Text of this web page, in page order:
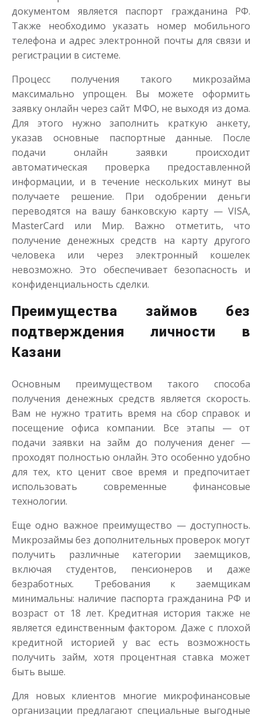
Моментальный займ
Сумма до 50 000₽
Срок от 1до 21 дня
Получить
Одолжим до 30 дней
до
Срок от 1 до 30 дня
Переведём в долг
Сумма до50 000 ₽
Срок от 1 до 21 дня
Получить
Деньги до зарплаты
Сумма до 50 000 ₽
Срок от 1до 21 дня
Получить
документом является паспорт гражданина РФ.
Также необходимо указать номер мобильного
телефона и адрес электронной почты для связи и
регистрации в системе.
Процесс получения такого микрозайма
максимально упрощен. Вы можете оформить
заявку онлайн через сайт МФО, не выходя из дома.
Для этого нужно заполнить краткую анкету,
указав основные паспортные данные. После
подачи онлайн заявки происходит
автоматическая проверка предоставленной
информации, и в течение нескольких минут вы
получаете решение. При одобрении деньги
переводятся на вашу банковскую карту — VISA,
MasterCard или Мир. Важно отметить, что
получение денежных средств на карту другого
человека или через электронный кошелек
невозможно. Это обеспечивает безопасность и
конфиденциальность сделки.
Преимущества займов без
подтверждения личности в
Казани
Основным преимуществом такого способа
получения денежных средств является скорость.
Вам не нужно тратить время на сбор справок и
посещение офиса компании. Все этапы — от
подачи заявки на займ до получения денег —
проходят полностью онлайн. Это особенно удобно
для тех, кто ценит свое время и предпочитает
использовать современные финансовые
технологии.
Еще одно важное преимущество — доступность.
Микрозаймы без дополнительных проверок могут
получить различные категории заемщиков,
включая студентов, пенсионеров и даже
безработных. Требования к заемщикам
минимальны: наличие паспорта гражданина РФ и
возраст от 18 лет. Кредитная история также не
является единственным фактором. Даже с плохой
кредитной историей у вас есть возможность
получить займ, хотя процентная ставка может
быть выше.
Для новых клиентов многие микрофинансовые
организации предлагают специальные выгодные